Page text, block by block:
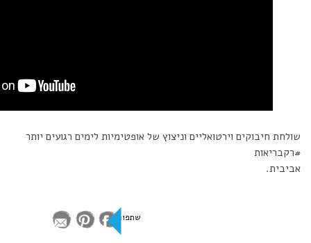
שולחת חיבוקים וירטואליים וניצוץ של אופטימיות לימים רגועים יותר
#רקבריאות
אביבית.
שתפו: